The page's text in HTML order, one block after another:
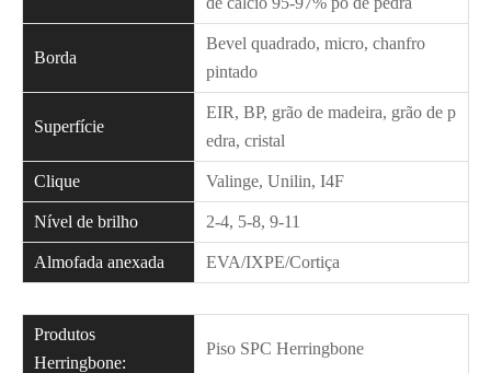
Borda
Bevel quadrado, micro, chanfro
pintado
Superfície
EIR, BP, grão de madeira, grão de p
edra, cristal
Clique Valinge, Unilin, I4F
Nível de brilho 2-4, 5-8, 9-11
Almofada anexada EVA/IXPE/Cortiça
Produtos
Herringbone:
Piso SPC Herringbone